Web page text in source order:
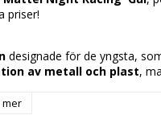
priser!
designade för de yngsta,
av metall och plast,
i mörkret
mer